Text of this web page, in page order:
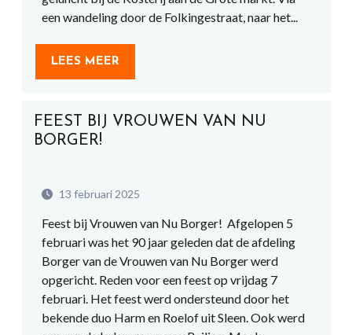
een wandeling door de Folkingestraat, naar het...
LEES MEER
FEEST BIJ VROUWEN VAN NU
BORGER!
13 februari 2025
Feest bij Vrouwen van Nu Borger! Afgelopen 5
februari was het 90 jaar geleden dat de afdeling
Borger van de Vrouwen van Nu Borger werd
opgericht. Reden voor een feest op vrijdag 7
februari. Het feest werd ondersteund door het
bekende duo Harm en Roelof uit Sleen. Ook werd